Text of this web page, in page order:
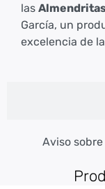
las
García, un
excelencia de
Aviso sobre